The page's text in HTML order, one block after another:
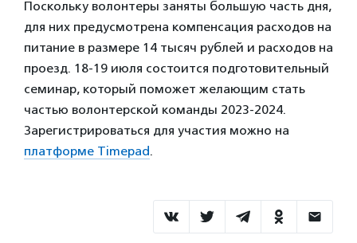
Поскольку волонтеры заняты большую часть дня,
для них предусмотрена компенсация расходов на
питание в размере 14 тысяч рублей и расходов на
проезд. 18-19 июля состоится подготовительный
семинар, который поможет желающим стать
частью волонтерской команды 2023-2024.
Зарегистрироваться для участия можно на
платформе Timepad.